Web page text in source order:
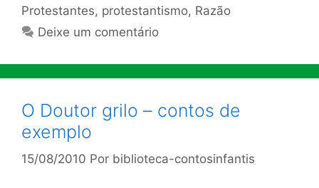
Protestantes, protestantismo, Razão
Deixe um comentário
O Doutor grilo – contos de
exemplo
15/08/2010 Por biblioteca-contosinfantis